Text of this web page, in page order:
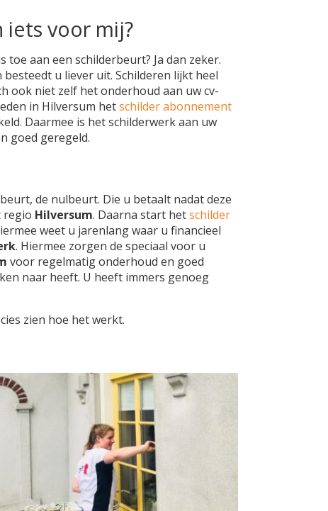
iets voor mij?
aan een schilderbeurt? Ja dan zeker.
u liever uit. Schilderen lijkt heel
ook niet zelf het onderhoud aan uw cv-
in Hilversum hetschilder abonnement
Daarmee is het schilderwerk aan uw
goed geregeld.
de nulbeurt. Die u betaalt nadat deze
regio Hilversum. Daarna start hetschilder
weet u jarenlang waar u financieel
. Hiermee zorgen de speciaal voor u
voor regelmatig onderhoud en goed
naar heeft. U heeft immers genoeg
zien hoe het werkt.